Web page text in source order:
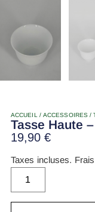
Tasse Haute
19,90 €
Taxes incluses.